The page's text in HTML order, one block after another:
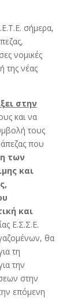
σήμερα,
νομικές
της νέας
στην
και να
τους
που
των
και
και
Ε.Σ.Σ.Ε.
θα
τη
την
στην
επόμενη